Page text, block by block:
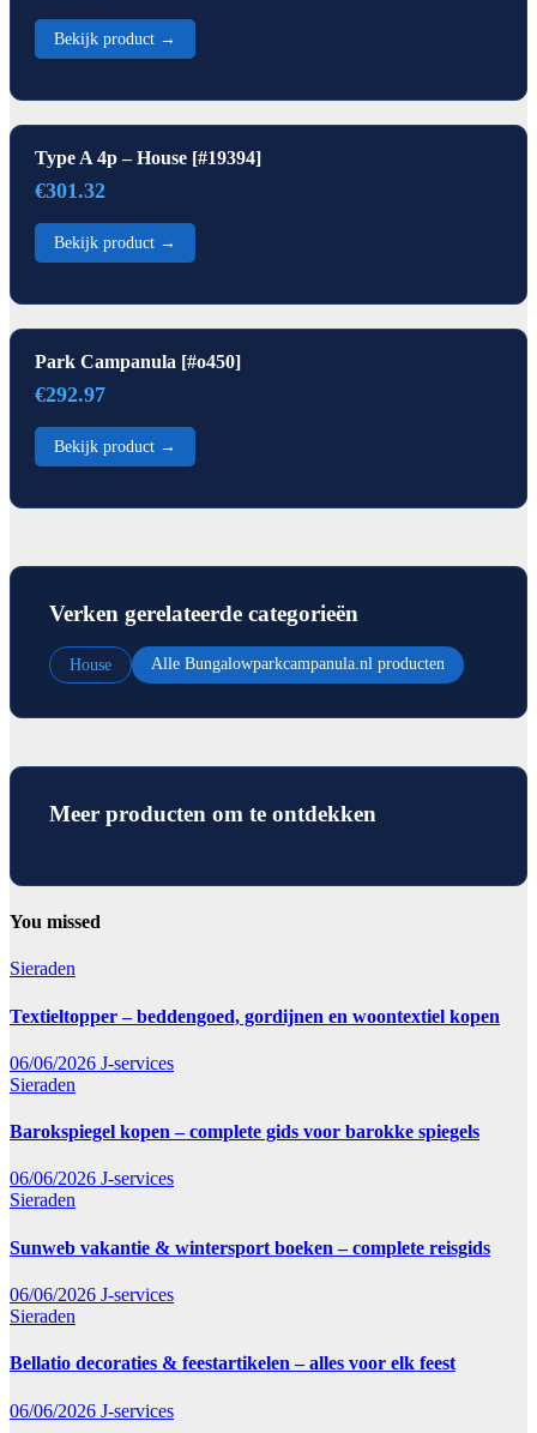
Bekijk product →
Type A 4p – House [#19394]
€301.32
Bekijk product →
Park Campanula [#o450]
€292.97
Bekijk product →
Verken gerelateerde categorieën
House Alle Bungalowparkcampanula.nl producten
Meer producten om te ontdekken
You missed
Sieraden
Textieltopper – beddengoed, gordijnen en woontextiel kopen
06/06/2026 J-services
Sieraden
Barokspiegel kopen – complete gids voor barokke spiegels
06/06/2026 J-services
Sieraden
Sunweb vakantie & wintersport boeken – complete reisgids
06/06/2026 J-services
Sieraden
Bellatio decoraties & feestartikelen – alles voor elk feest
06/06/2026 J-services